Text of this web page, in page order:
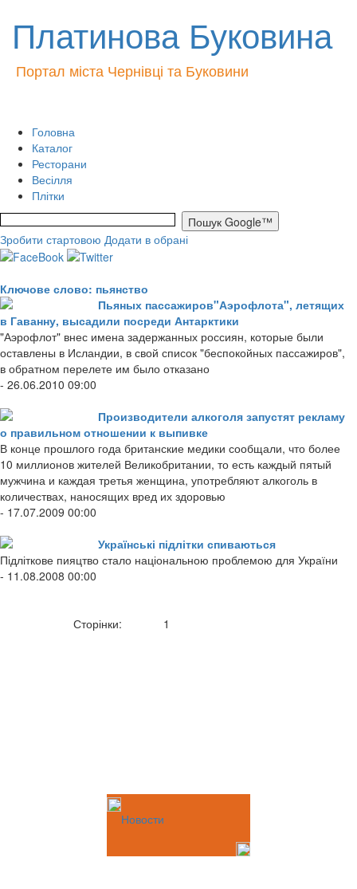
Платинова Буковина
Портал міста Чернівці та Буковини
Головна
Каталог
Ресторани
Весілля
Плітки
Зробити стартовою Додати в обрані
Ключове слово: пьянство
Пьяных пассажиров"Аэрофлота", летящих
в Гаванну, высадили посреди Антарктики
"Аэрофлот" внес имена задержанных россиян, которые были
оставлены в Исландии, в свой список "беспокойных пассажиров",
в обратном перелете им было отказано
- 26.06.2010 09:00
Производители алкоголя запустят рекламу
о правильном отношении к выпивке
В конце прошлого года британские медики сообщали, что более
10 миллионов жителей Великобритании, то есть каждый пятый
мужчина и каждая третья женщина, употребляют алкоголь в
количествах, наносящих вред их здоровью
- 17.07.2009 00:00
Українські підлітки спиваються
Підліткове пияцтво стало національною проблемою для України
- 11.08.2008 00:00
Сторінки: 1
Новости